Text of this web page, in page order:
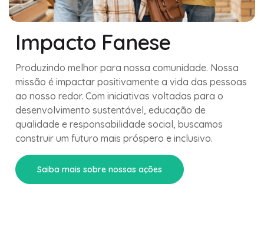
Impacto Fanese
Produzindo melhor para nossa comunidade. Nossa
missão é impactar positivamente a vida das pessoas
ao nosso redor. Com iniciativas voltadas para o
desenvolvimento sustentável, educação de
qualidade e responsabilidade social, buscamos
construir um futuro mais próspero e inclusivo.
Saiba mais sobre nossas ações